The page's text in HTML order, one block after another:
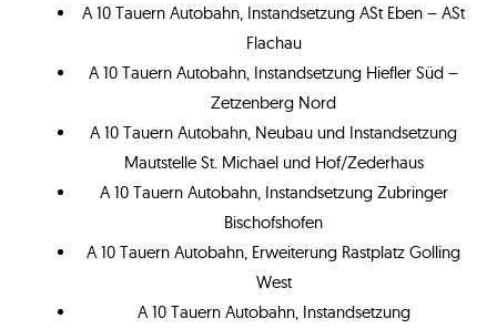
A 10 Tauern Autobahn, Instandsetzung ASt Eben – ASt
Flachau
A 10 Tauern Autobahn, Instandsetzung Hiefler Süd –
Zetzenberg Nord
A 10 Tauern Autobahn, Neubau und Instandsetzung
Mautstelle St. Michael und Hof/Zederhaus
A 10 Tauern Autobahn, Instandsetzung Zubringer
Bischofshofen
A 10 Tauern Autobahn, Erweiterung Rastplatz Golling
West
A 10 Tauern Autobahn, Instandsetzung